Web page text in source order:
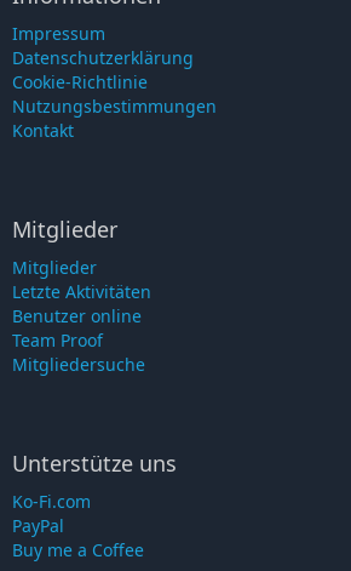
Impressum
Datenschutzerklärung
Cookie-Richtlinie
Nutzungsbestimmungen
Kontakt
Mitglieder
Mitglieder
Letzte Aktivitäten
Benutzer online
Team Proof
Mitgliedersuche
Unterstütze uns
Ko-Fi.com
PayPal
Buy me a Coffee